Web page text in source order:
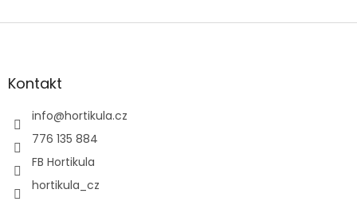
Z
aKontakt
info@hortikula.cz
776 135 884
FB Hortikula
hortikula_cz